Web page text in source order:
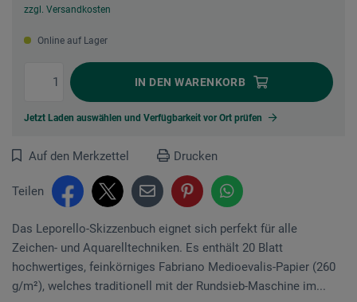
zzgl. Versandkosten
Online auf Lager
IN DEN WARENKORB
Jetzt Laden auswählen und Verfügbarkeit vor Ort prüfen
Auf den Merkzettel Drucken
Teilen
Das Leporello-Skizzenbuch eignet sich perfekt für alle
Zeichen- und Aquarelltechniken. Es enthält 20 Blatt
hochwertiges, feinkörniges Fabriano Medioevalis-Papier (260
g/m²), welches traditionell mit der Rundsieb-Maschine im...